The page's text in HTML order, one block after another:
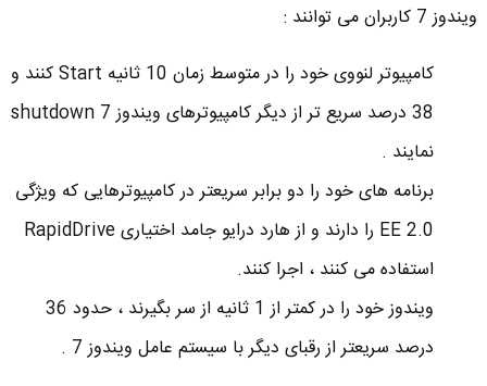
ویندوز 7 کاربران می توانند :
کامپیوتر لنووی خود را در متوسط زمان 10 ثانیه Start کنند و
38 درصد سریع تر از دیگر کامپیوترهای ویندوز 7 shutdown
نمایند .
برنامه های خود را دو برابر سریعتر در کامپیوترهایی که ویژگی
EE 2.0 را دارند و از هارد درایو جامد اختیاری RapidDrive
استفاده می کنند ، اجرا کنند.
ویندوز خود را در کمتر از 1 ثانیه از سر بگیرند ، حدود 36
درصد سریعتر از رقبای دیگر با سیستم عامل ویندوز 7 .